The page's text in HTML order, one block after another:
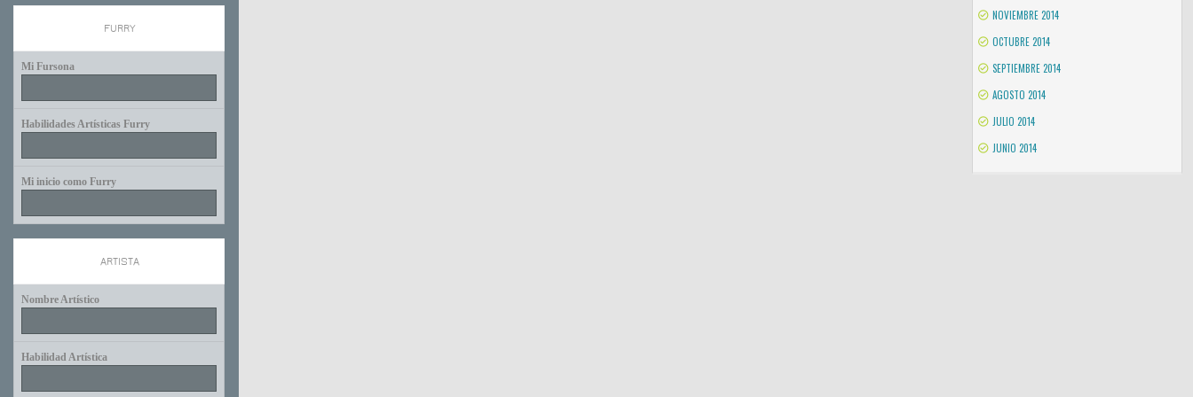
FURRY
Mi Fursona
Habilidades Artísticas Furry
Mi inicio como Furry
ARTISTA
Nombre Artístico
Habilidad Artística
NOVIEMBRE 2014
OCTUBRE 2014
SEPTIEMBRE 2014
AGOSTO 2014
JULIO 2014
JUNIO 2014